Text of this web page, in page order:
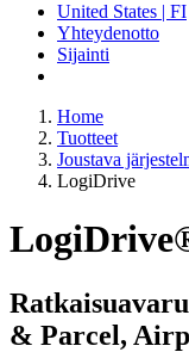
United States | FI
Yhteydenotto
Sijainti
Home
Tuotteet
Joustava
LogiDrive
& Parcel,